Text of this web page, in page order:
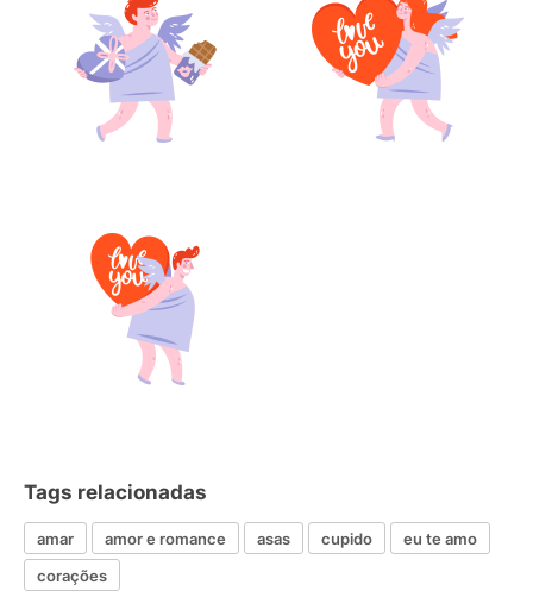
Tags relacionadas
amar amor e romance asas cupido
eu te amo
corações